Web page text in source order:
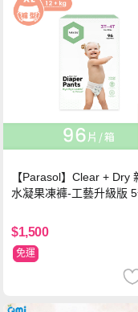
【Parasol】Clear + Dry
水凝果凍褲-工藝升級版 5
$1,500
免運